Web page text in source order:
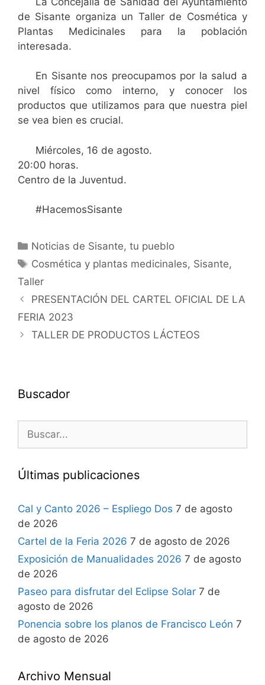
de Sisante organiza un Taller de Cosmética y
Plantas Medicinales para la población
interesada.
En Sisante nos preocupamos por la salud a
nivel físico como interno, y conocer los
productos que utilizamos para que nuestra piel
se vea bien es crucial.
Miércoles, 16 de agosto.
20:00 horas.
Centro de la Juventud.
#HacemosSisante
Noticias de Sisante, tu pueblo
Cosmética y plantas medicinales, Sisante,
Taller
PRESENTACIÓN DEL CARTEL OFICIAL DE LA
FERIA 2023
TALLER DE PRODUCTOS LÁCTEOS
Buscador
Últimas publicaciones
Cal y Canto 2026 – Espliego Dos 7 de agosto
de 2026
Cartel de la Feria 2026 7 de agosto de 2026
Exposición de Manualidades 2026 7 de agosto
de 2026
Paseo para disfrutar del Eclipse Solar 7 de
agosto de 2026
Ponencia sobre los planos de Francisco León 7
de agosto de 2026
Archivo Mensual